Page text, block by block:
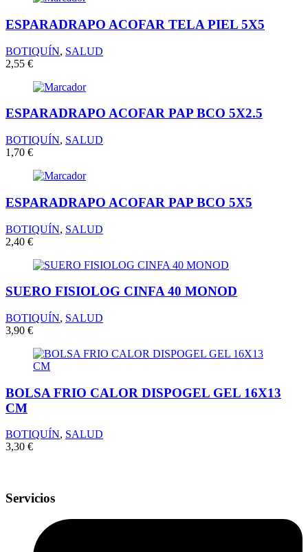
ESPARADRAPO ACOFAR TELA PIEL 5X5
BOTIQUÍN, SALUD
2,55 €
ESPARADRAPO ACOFAR PAP BCO 5X2.5
BOTIQUÍN, SALUD
1,70 €
ESPARADRAPO ACOFAR PAP BCO 5X5
BOTIQUÍN, SALUD
2,40 €
SUERO FISIOLOG CINFA 40 MONOD
BOTIQUÍN, SALUD
3,90 €
BOLSA FRIO CALOR DISPOGEL GEL 16X13
CM
BOTIQUÍN, SALUD
3,30 €
Servicios